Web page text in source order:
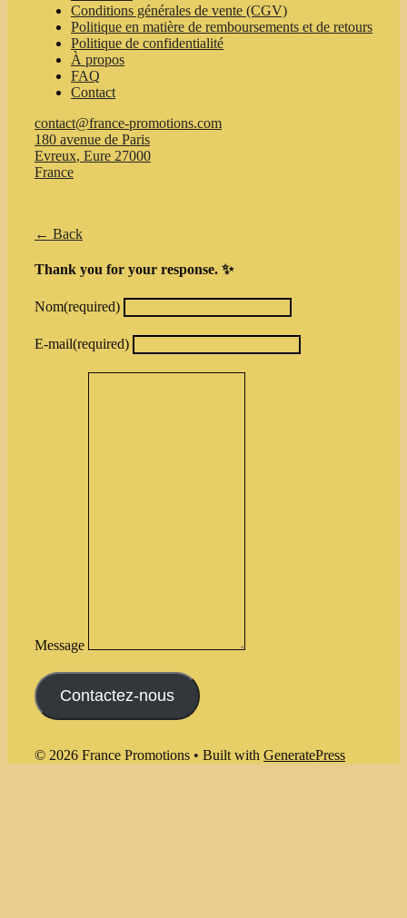
Conditions générales de vente (CGV)
Politique en matière de remboursements et de retours
Politique de confidentialité
À propos
FAQ
Contact
contact@france-promotions.com
180 avenue de Paris
Evreux, Eure 27000
France
← Back
Thank you for your response. ✨
Nom(required)
E-mail(required)
Message
Contactez-nous
© 2026 France Promotions • Built with GeneratePress